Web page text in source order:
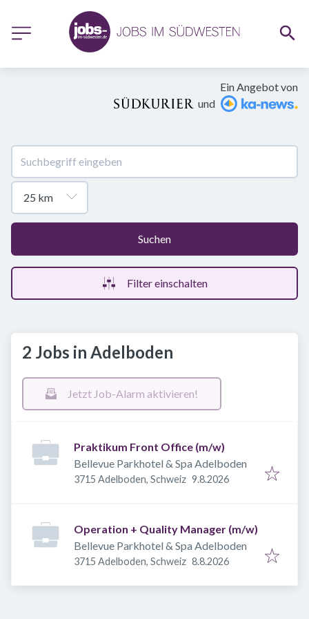
Ein Angebot von
und
Suchen
Filter einschalten
2 Jobs in Adelboden
Jetzt Job-Alarm aktivieren!
Praktikum Front Office (m/w)
Bellevue Parkhotel & Spa Adelboden
3715 Adelboden, Schweiz Veröffentlicht
9.8.2026
Operation + Quality Manager (m/w)
Bellevue Parkhotel & Spa Adelboden
3715 Adelboden, Schweiz Veröffentlicht
8.8.2026